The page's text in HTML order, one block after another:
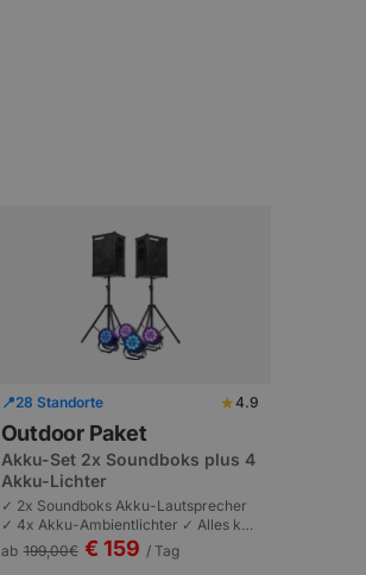
📍28 Standorte ★4.9
Outdoor Paket
Akku-Set 2x Soundboks plus 4
Akku-Lichter
✓ 2x Soundboks Akku-Lautsprecher
✓ 4x Akku-Ambientlichter ✓ Alles kab
ellos | Komplett akkubetrieben | Garte
nfeste und Outdoor bis 80 Personen.
ab 199,00€ € 159 / Tag